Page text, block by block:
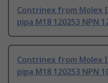
Contrinex from Molex
pipa M18 120253 NPN
Contrinex from Molex
pipa M18 120253 NPN